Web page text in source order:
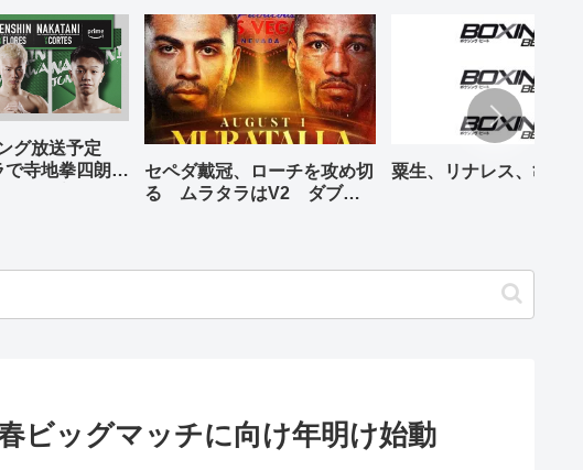
グ放送予定
で寺地拳四朗、
セペダ戴冠、ローチを攻め切
る ムラタラはV2 ダブル
粟生、リナレス、亀海
ビッグマッチに向け年明け始動